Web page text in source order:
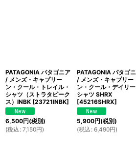
PATAGONIA パタゴニア
/ メンズ・キャプリー
ン・クール・トレイル・
シャツ（ストラタピーク
ス）INBK [23721INBK]
6,500円(税別)
(税込 : 7,150円)
PATAGONIA パタゴ
/ メンズ・キャプリー
ン・クール・デイリー
シャツ SHRX
[45216SHRX]
5,900円(税別)
(税込 : 6,490円)